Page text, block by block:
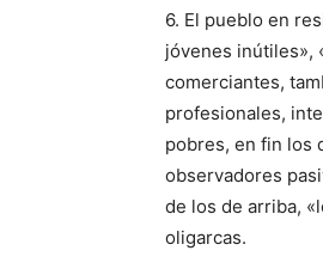
6. El pueblo en
jóvenes inútiles»,
comerciantes,
profesionales,
pobres, en fin los
observadores
de los de arriba,
oligarcas.